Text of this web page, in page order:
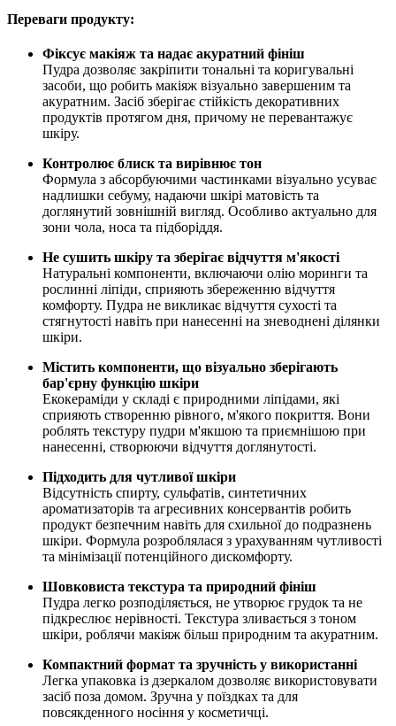
Переваги продукту:
Фіксує макіяж та надає акуратний фініш
Пудра дозволяє закріпити тональні та коригувальні
засоби, що робить макіяж візуально завершеним та
акуратним. Засіб зберігає стійкість декоративних
продуктів протягом дня, причому не перевантажує
шкіру.
Контролює блиск та вирівнює тон
Формула з абсорбуючими частинками візуально усуває
надлишки себуму, надаючи шкірі матовість та
доглянутий зовнішній вигляд. Особливо актуально для
зони чола, носа та підборіддя.
Не сушить шкіру та зберігає відчуття м'якості
Натуральні компоненти, включаючи олію моринги та
рослинні ліпіди, сприяють збереженню відчуття
комфорту. Пудра не викликає відчуття сухості та
стягнутості навіть при нанесенні на зневоднені ділянки
шкіри.
Містить компоненти, що візуально зберігають
бар'єрну функцію шкіри
Екокераміди у складі є природними ліпідами, які
сприяють створенню рівного, м'якого покриття. Вони
роблять текстуру пудри м'якшою та приємнішою при
нанесенні, створюючи відчуття доглянутості.
Підходить для чутливої шкіри
Відсутність спирту, сульфатів, синтетичних
ароматизаторів та агресивних консервантів робить
продукт безпечним навіть для схильної до подразнень
шкіри. Формула розроблялася з урахуванням чутливості
та мінімізації потенційного дискомфорту.
Шовковиста текстура та природний фініш
Пудра легко розподіляється, не утворює грудок та не
підкреслює нерівності. Текстура зливається з тоном
шкіри, роблячи макіяж більш природним та акуратним.
Компактний формат та зручність у використанні
Легка упаковка із дзеркалом дозволяє використовувати
засіб поза домом. Зручна у поїздках та для
повсякденного носіння у косметичці.